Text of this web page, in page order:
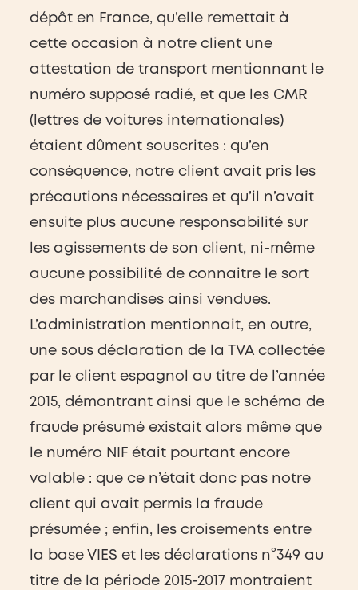
dépôt en France, qu’elle remettait à
cette occasion à notre client une
attestation de transport mentionnant le
numéro supposé radié, et que les CMR
(lettres de voitures internationales)
étaient dûment souscrites : qu’en
conséquence, notre client avait pris les
précautions nécessaires et qu’il n’avait
ensuite plus aucune responsabilité sur
les agissements de son client, ni-même
aucune possibilité de connaitre le sort
des marchandises ainsi vendues.
L’administration mentionnait, en outre,
une sous déclaration de la TVA collectée
par le client espagnol au titre de l’année
2015, démontrant ainsi que le schéma de
fraude présumé existait alors même que
le numéro NIF était pourtant encore
valable : que ce n’était donc pas notre
client qui avait permis la fraude
présumée ; enfin, les croisements entre
la base VIES et les déclarations n°349 au
titre de la période 2015-2017 montraient